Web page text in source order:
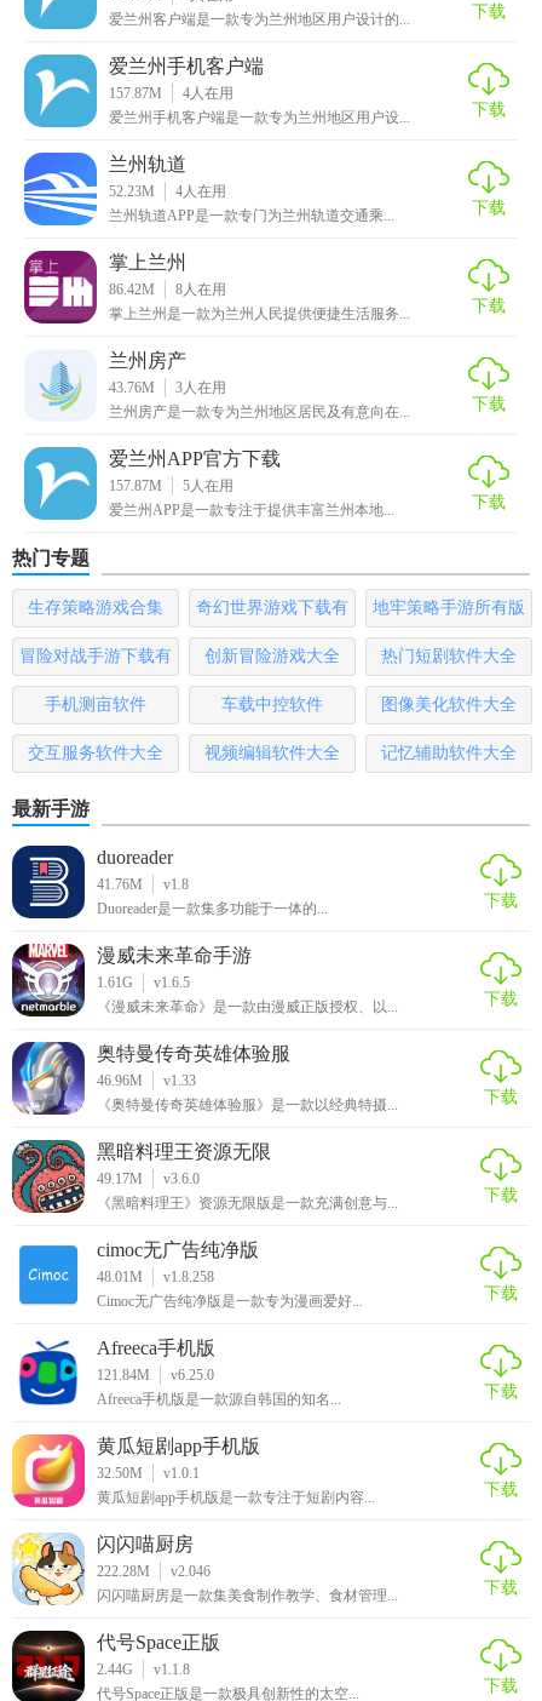
派对服务项目，轻轻松松方便快捷
【兰州地铁客户端APP特色】
·站点周边查询 快速便捷的查询地铁站周边的吃喝玩乐信息，
一键导航，无忧生活
·路线查询 选择起终点，即可获得便捷的换乘方案。包含：路
线，时间，票价，距离，只选对的
·全方位的地铁信息 换乘指引、出口信息、地铁线路图、线路
站点信息、首末车时间、车站周边地标地图等各类有价值的
信息，助您全方位掌握地铁出行信息
【兰州地铁客户端APP亮点】
·线路/站点收藏：换乘线路查询结果以及站点收藏
·操作简单：随时都能线上协助客户出示全新的服务项目，出
行更为简易和便捷
·便捷线路分享：支持线路查询结果，文本/图片保存到本地，
或分享到第三方平台
·详细站点信息：站点首末班车时间，车站服务设施（卫生间
和电梯等）、出入口信息等
·最优换乘线路：时时监控地铁运行状态（通畅或拥堵），查
只能提示的下车系统，客服全程在线，解决你的任何问题哟
精准规划出行的每一条线路，让你更近更快更省时间哟
智能安全的支付系统，无需担心多扣款，让你安心出行一整
天
【兰州地铁客户端APP使用教程】
2.输入手机号，获取验证码，设置密码，成功注册账号。
4.出示乘车码，在闸机处扫码，进出地铁站。
爱兰州客户端是一款专为兰州地区用户设计的...
下载
爱兰州手机客户端
157.87M 4人在用
爱兰州手机客户端是一款专为兰州地区用户设...
下载
兰州轨道
52.23M 4人在用
兰州轨道APP是一款专门为兰州轨道交通乘...
下载
掌上兰州
86.42M 8人在用
掌上兰州是一款为兰州人民提供便捷生活服务...
下载
兰州房产
43.76M 3人在用
兰州房产是一款专为兰州地区居民及有意向在...
下载
爱兰州APP官方下载
157.87M 5人在用
爱兰州APP是一款专注于提供丰富兰州本地...
下载
热门专题
生存策略游戏合集
奇幻世界游戏下载有
哪些
地牢策略手游所有版
本
冒险对战手游下载有
哪些
创新冒险游戏大全 热门短剧软件大全
手机测亩软件 车载中控软件 图像美化软件大全
交互服务软件大全 视频编辑软件大全 记忆辅助软件大全
最新手游
duoreader
41.76M
v1.8
Duoreader是一款集多功能于一体的...
下载
漫威未来革命手游
1.61G
v1.6.5
《漫威未来革命》是一款由漫威正版授权、以...
下载
奥特曼传奇英雄体验服
46.96M
v1.33
《奥特曼传奇英雄体验服》是一款以经典特摄...
下载
黑暗料理王资源无限
49.17M
v3.6.0
《黑暗料理王》资源无限版是一款充满创意与...
下载
cimoc无广告纯净版
48.01M
v1.8.258
Cimoc无广告纯净版是一款专为漫画爱好...
下载
Afreeca手机版
121.84M
v6.25.0
Afreeca手机版是一款源自韩国的知名...
下载
黄瓜短剧app手机版
32.50M
v1.0.1
黄瓜短剧app手机版是一款专注于短剧内容...
下载
闪闪喵厨房
222.28M
v2.046
闪闪喵厨房是一款集美食制作教学、食材管理...
下载
代号Space正版
2.44G
v1.1.8
代号Space正版是一款极具创新性的太空...
下载